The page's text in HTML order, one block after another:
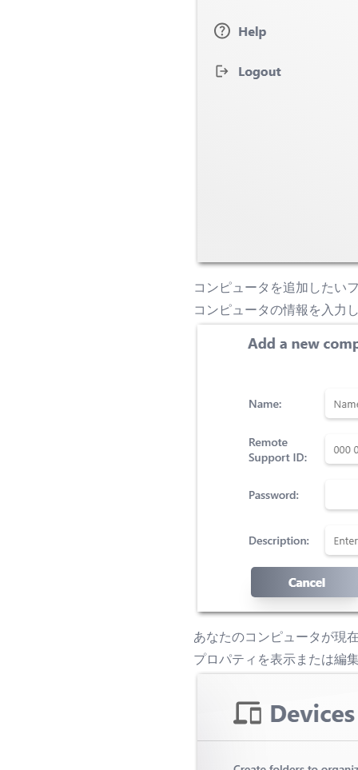
コンピュータを追加したい
コンピュータの情報を入力
あなたのコンピュータが現
プロパティを表示または編